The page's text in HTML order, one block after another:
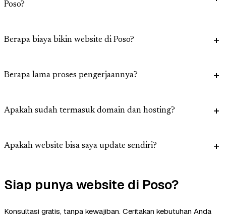
Poso?
Berapa biaya bikin website di Poso?
Berapa lama proses pengerjaannya?
Apakah sudah termasuk domain dan hosting?
Apakah website bisa saya update sendiri?
Siap punya website di Poso?
Konsultasi gratis, tanpa kewajiban. Ceritakan kebutuhan Anda